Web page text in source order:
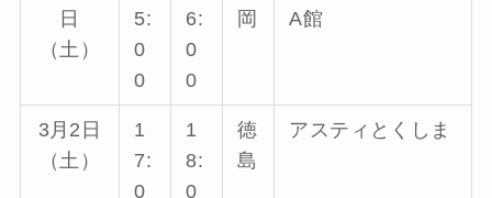
日
（土）
5:
0
0
6:
0
0
岡
A館
3月2日
（土）
1
7:
0
1
8:
0
徳
島
アスティとくしま